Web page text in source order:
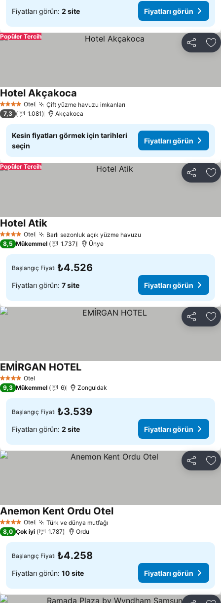
Fiyatları görün: 2 site Fiyatları görün
Paylaş
Popüler Tercih
4 Yıldız Otel Çift yüzme havuzu imkanları
Hotel Akçakoca
7,3 1.081 Akçakoca
Kesin fiyatları görmek için tarihleri
seçin
Fiyatları görün
Paylaş
Popüler Tercih
4 Yıldız Otel Barlı sezonluk açık yüzme havuzu
Hotel Atik
8,5 Mükemmel 1.737 Ünye
Başlangıç Fiyatı ₺4.526
Fiyatları görün: 7 site Fiyatları görün
Paylaş
4 Yıldız Otel
EMİRGAN HOTEL
9,3 Mükemmel 6 Zonguldak
Başlangıç Fiyatı ₺3.539
Fiyatları görün: 2 site Fiyatları görün
Paylaş
4 Yıldız Otel Türk ve dünya mutfağı
Anemon Kent Ordu Otel
8,0 Çok iyi 1.787 Ordu
Başlangıç Fiyatı ₺4.258
Fiyatları görün: 10 site Fiyatları görün